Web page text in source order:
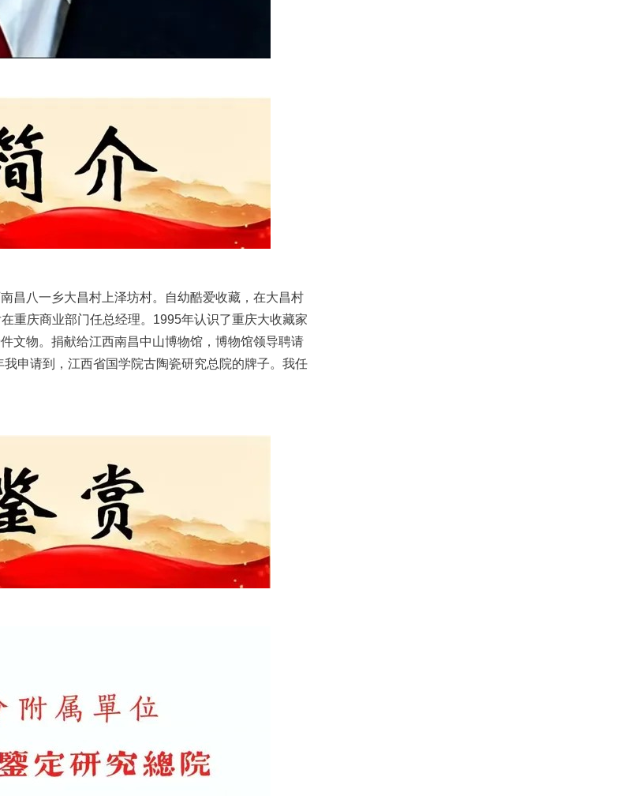
昌八一乡大昌村上泽坊村。自幼酷爱收藏，在大昌村
重庆商业部门任总经理。1995年认识了重庆大收藏家
文物。捐献给江西南昌中山博物馆，博物馆领导聘请
申请到，江西省国学院古陶瓷研究总院的牌子。我任